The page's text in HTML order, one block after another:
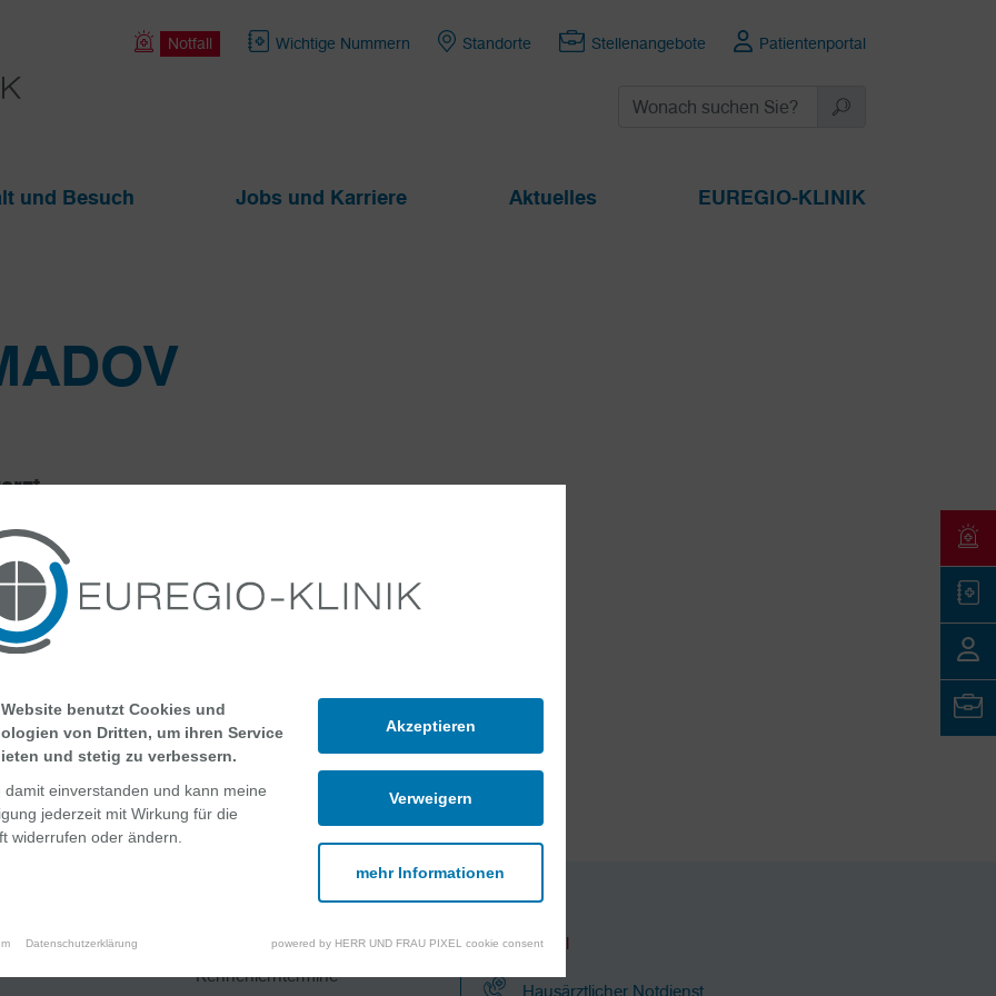
Notfall Wichtige Nummern Standorte Stellenangebote Patientenportal
und Besuch Jobs und Karriere Aktuelles EUREGIO-KLINIK
für Viszeralchirurgie
Wundexperte nach ICW
Angebote
Kennenlerntermine
Notfall
Website benutzt Cookies und
von Dritten, um ihren Service
und stetig zu verbessern.
damit einverstanden und kann meine
jederzeit mit Wirkung für die
widerrufen oder ändern.
Akzeptieren
Verweigern
mehr Informationen
Datenschutzerklärung powered by HERR UND FRAU PIXEL cookie consent